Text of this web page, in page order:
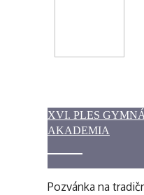
XVI. PLES
AKADEMIA
Pozvánka na